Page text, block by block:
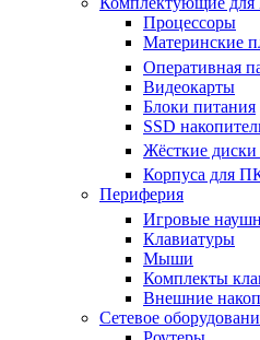
Процессоры
Материнские
Оперативная
Видеокарты
Блоки питания
SSD
Жёсткие
Корпуса для
Периферия
Игровые
Клавиатуры
Мыши
Комплекты
Внешние
Сетевое